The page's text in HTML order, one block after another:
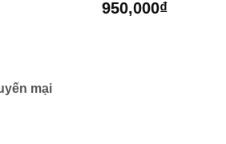
950,000₫
mại